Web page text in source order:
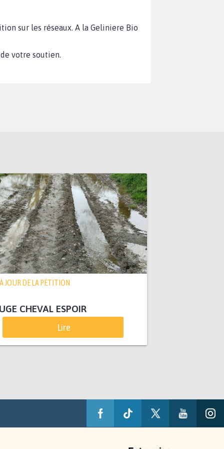
sur les réseaux. A la Geliniere Bio
votre soutien.
JOUR DE LA PÉTITION
CHEVAL ESPOIR
Lire